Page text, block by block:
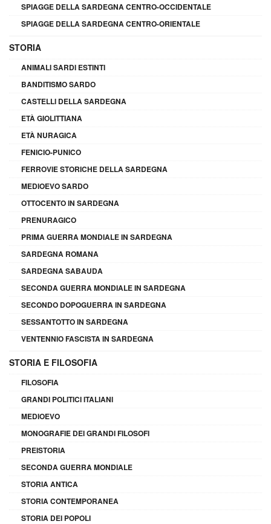
SPIAGGE DELLA SARDEGNA CENTRO-OCCIDENTALE
SPIAGGE DELLA SARDEGNA CENTRO-ORIENTALE
STORIA
ANIMALI SARDI ESTINTI
BANDITISMO SARDO
CASTELLI DELLA SARDEGNA
ETÀ GIOLITTIANA
ETÀ NURAGICA
FENICIO-PUNICO
FERROVIE STORICHE DELLA SARDEGNA
MEDIOEVO SARDO
OTTOCENTO IN SARDEGNA
PRENURAGICO
PRIMA GUERRA MONDIALE IN SARDEGNA
SARDEGNA ROMANA
SARDEGNA SABAUDA
SECONDA GUERRA MONDIALE IN SARDEGNA
SECONDO DOPOGUERRA IN SARDEGNA
SESSANTOTTO IN SARDEGNA
VENTENNIO FASCISTA IN SARDEGNA
STORIA E FILOSOFIA
FILOSOFIA
GRANDI POLITICI ITALIANI
MEDIOEVO
MONOGRAFIE DEI GRANDI FILOSOFI
PREISTORIA
SECONDA GUERRA MONDIALE
STORIA ANTICA
STORIA CONTEMPORANEA
STORIA DEI POPOLI